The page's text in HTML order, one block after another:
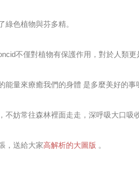
綠色植物與芬多精。
不僅對植物有保護作用，對於人類更
能量來療癒我們的身體 是多麼美好的事
不妨常往森林裡面走走，深呼吸大口
，送給大家高解析的大圖版 。